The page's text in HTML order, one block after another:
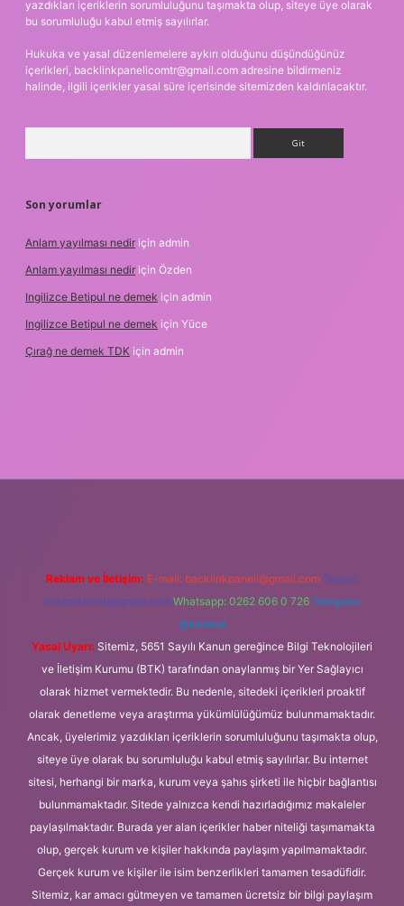
yazdıkları içeriklerin sorumluluğunu taşımakta olup, siteye üye olarak
bu sorumluluğu kabul etmiş sayılırlar.
Hukuka ve yasal düzenlemelere aykırı olduğunu düşündüğünüz
içerikleri, backlinkpanelicomtr@gmail.com adresine bildirmeniz
halinde, ilgili içerikler yasal süre içerisinde sitemizden kaldırılacaktır.
Son yorumlar
Anlam yayılması nedir için admin
Anlam yayılması nedir için Özden
Ingilizce Betipul ne demek için admin
Ingilizce Betipul ne demek için Yüce
Çırağ ne demek TDK için admin
Reklam ve İletişim: E-mail: backlinkpaneli@gmail.com Teams:
forumhizmeti@gmail.com Whatsapp: 0262 606 0 726 Telegram:
@karabul
Yasal Uyarı: Sitemiz, 5651 Sayılı Kanun gereğince Bilgi Teknolojileri
ve İletişim Kurumu (BTK) tarafından onaylanmış bir Yer Sağlayıcı
olarak hizmet vermektedir. Bu nedenle, sitedeki içerikleri proaktif
olarak denetleme veya araştırma yükümlülüğümüz bulunmamaktadır.
Ancak, üyelerimiz yazdıkları içeriklerin sorumluluğunu taşımakta olup,
siteye üye olarak bu sorumluluğu kabul etmiş sayılırlar. Bu internet
sitesi, herhangi bir marka, kurum veya şahıs şirketi ile hiçbir bağlantısı
bulunmamaktadır. Sitede yalnızca kendi hazırladığımız makaleler
paylaşılmaktadır. Burada yer alan içerikler haber niteliği taşımamakta
olup, gerçek kurum ve kişiler hakkında paylaşım yapılmamaktadır.
Gerçek kurum ve kişiler ile isim benzerlikleri tamamen tesadüfidir.
Sitemiz, kar amacı gütmeyen ve tamamen ücretsiz bir bilgi paylaşım